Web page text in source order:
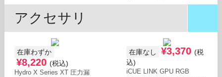
アクセサリ
在庫わずか
¥8,220 (税込)
Hydro X Series XT 圧力漏
在庫なし ¥3,370 (税
込)
iCUE LINK GPU RGB